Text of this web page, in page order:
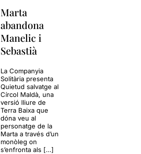
Marta
abandona
Manelic i
Sebastià
La Companyia
Solitària presenta
Quietud salvatge al
Círcol Maldà, una
versió lliure de
Terra Baixa que
dóna veu al
personatge de la
Marta a través d’un
monòleg on
s’enfronta als […]